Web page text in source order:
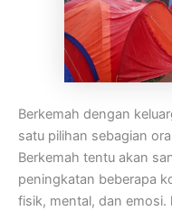
Berkemah dengan
satu pilihan sebagian
Berkemah tentu akan
peningkatan beberapa
fisik, mental, dan emosi.